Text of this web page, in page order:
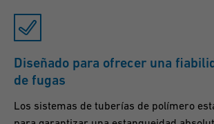
Diseñado para ofrecer una
de fugas
Los sistemas de tuberías de polímero